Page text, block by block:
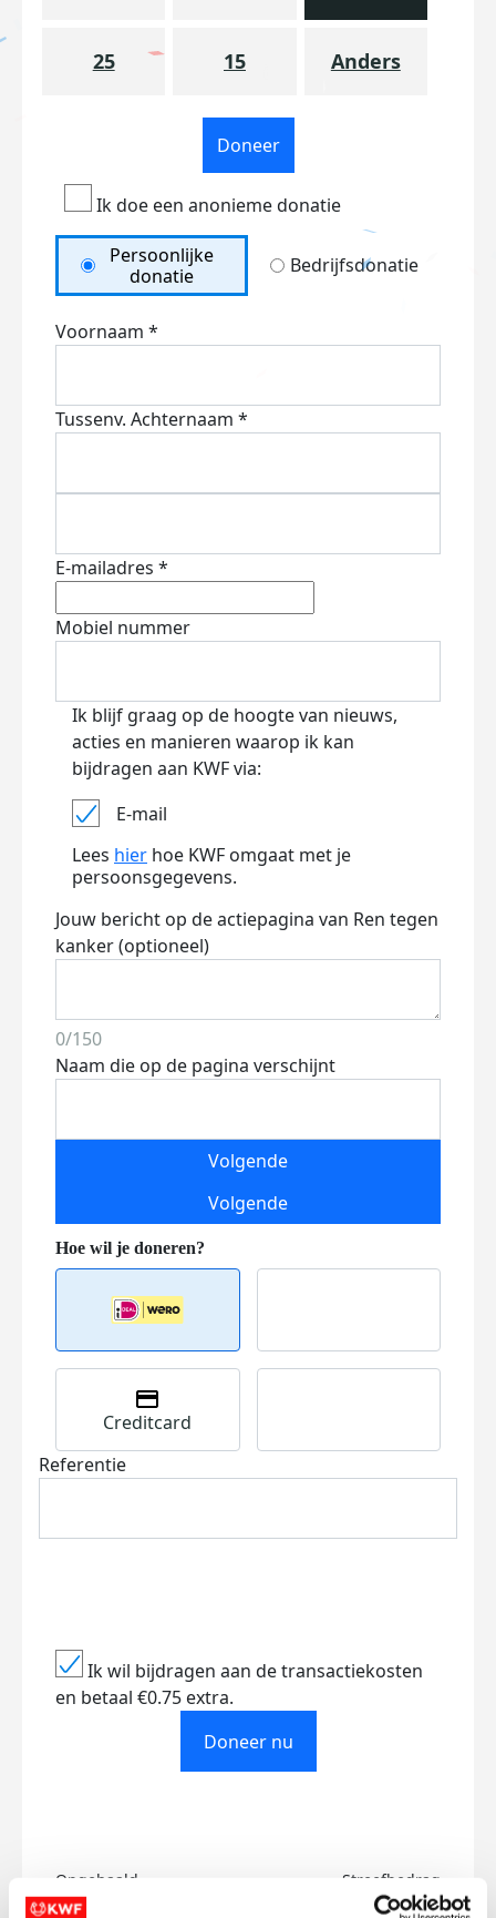
25 15 Anders
Doneer
Ik doe een anonieme donatie
Persoonlijke
donatie
Bedrijfsdonatie
Voornaam *
Tussenv. Achternaam *
E-mailadres *
Mobiel nummer
Ik blijf graag op de hoogte van nieuws,
acties en manieren waarop ik kan
bijdragen aan KWF via:
E-mail
Lees hier hoe KWF omgaat met je
persoonsgegevens.
Jouw bericht op de actiepagina van Ren tegen
kanker (optioneel)
0/150
Naam die op de pagina verschijnt
Volgende
Volgende
Creditcard
Referentie
Ik wil bijdragen aan de transactiekosten
en betaal €0.75 extra.
Doneer nu
Opgehaald
€16
Streefbedrag
€1.000